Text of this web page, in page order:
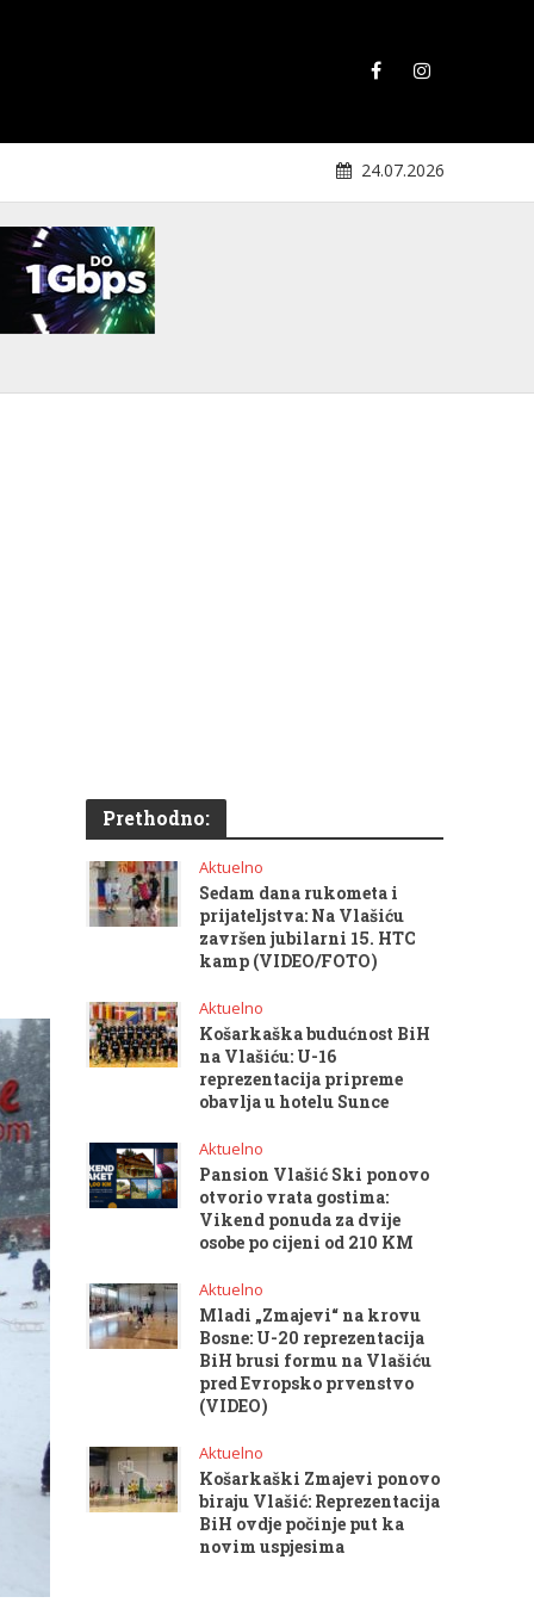
24.07.2026
Prethodno:
Aktuelno
Sedam dana rukometa i
prijateljstva: Na Vlašiću
završen jubilarni 15. HTC
kamp (VIDEO/FOTO)
Aktuelno
Košarkaška budućnost BiH
na Vlašiću: U-16
reprezentacija pripreme
obavlja u hotelu Sunce
Aktuelno
Pansion Vlašić Ski ponovo
otvorio vrata gostima:
Vikend ponuda za dvije
osobe po cijeni od 210 KM
Aktuelno
Mladi „Zmajevi“ na krovu
Bosne: U-20 reprezentacija
BiH brusi formu na Vlašiću
pred Evropsko prvenstvo
(VIDEO)
Aktuelno
Košarkaški Zmajevi ponovo
biraju Vlašić: Reprezentacija
BiH ovdje počinje put ka
novim uspjesima